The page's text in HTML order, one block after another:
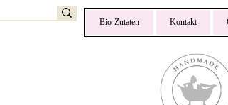
Bio-Zutaten Kontakt